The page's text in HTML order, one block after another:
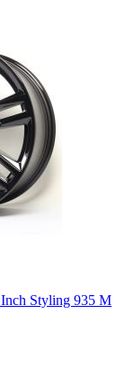
Styling 935 M